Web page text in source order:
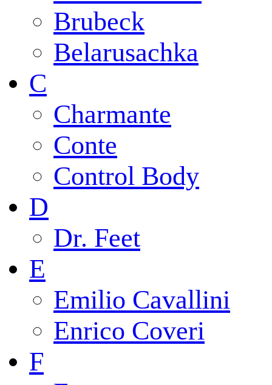
Brubeck
Belarusachka
C
Charmante
Conte
Control Body
D
Dr. Feet
E
Emilio Cavallini
Enrico Coveri
F